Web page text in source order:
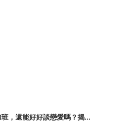
，還能好好談戀愛嗎？揭...